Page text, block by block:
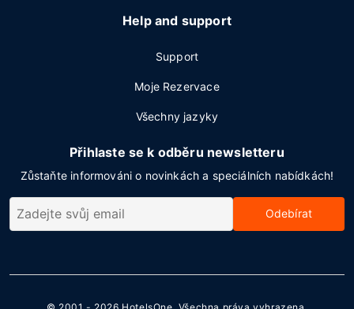
Help and support
Support
Moje Rezervace
Všechny jazyky
Přihlaste se k odběru newsletteru
Zůstaňte informováni o novinkách a speciálních nabídkách!
Odebírat